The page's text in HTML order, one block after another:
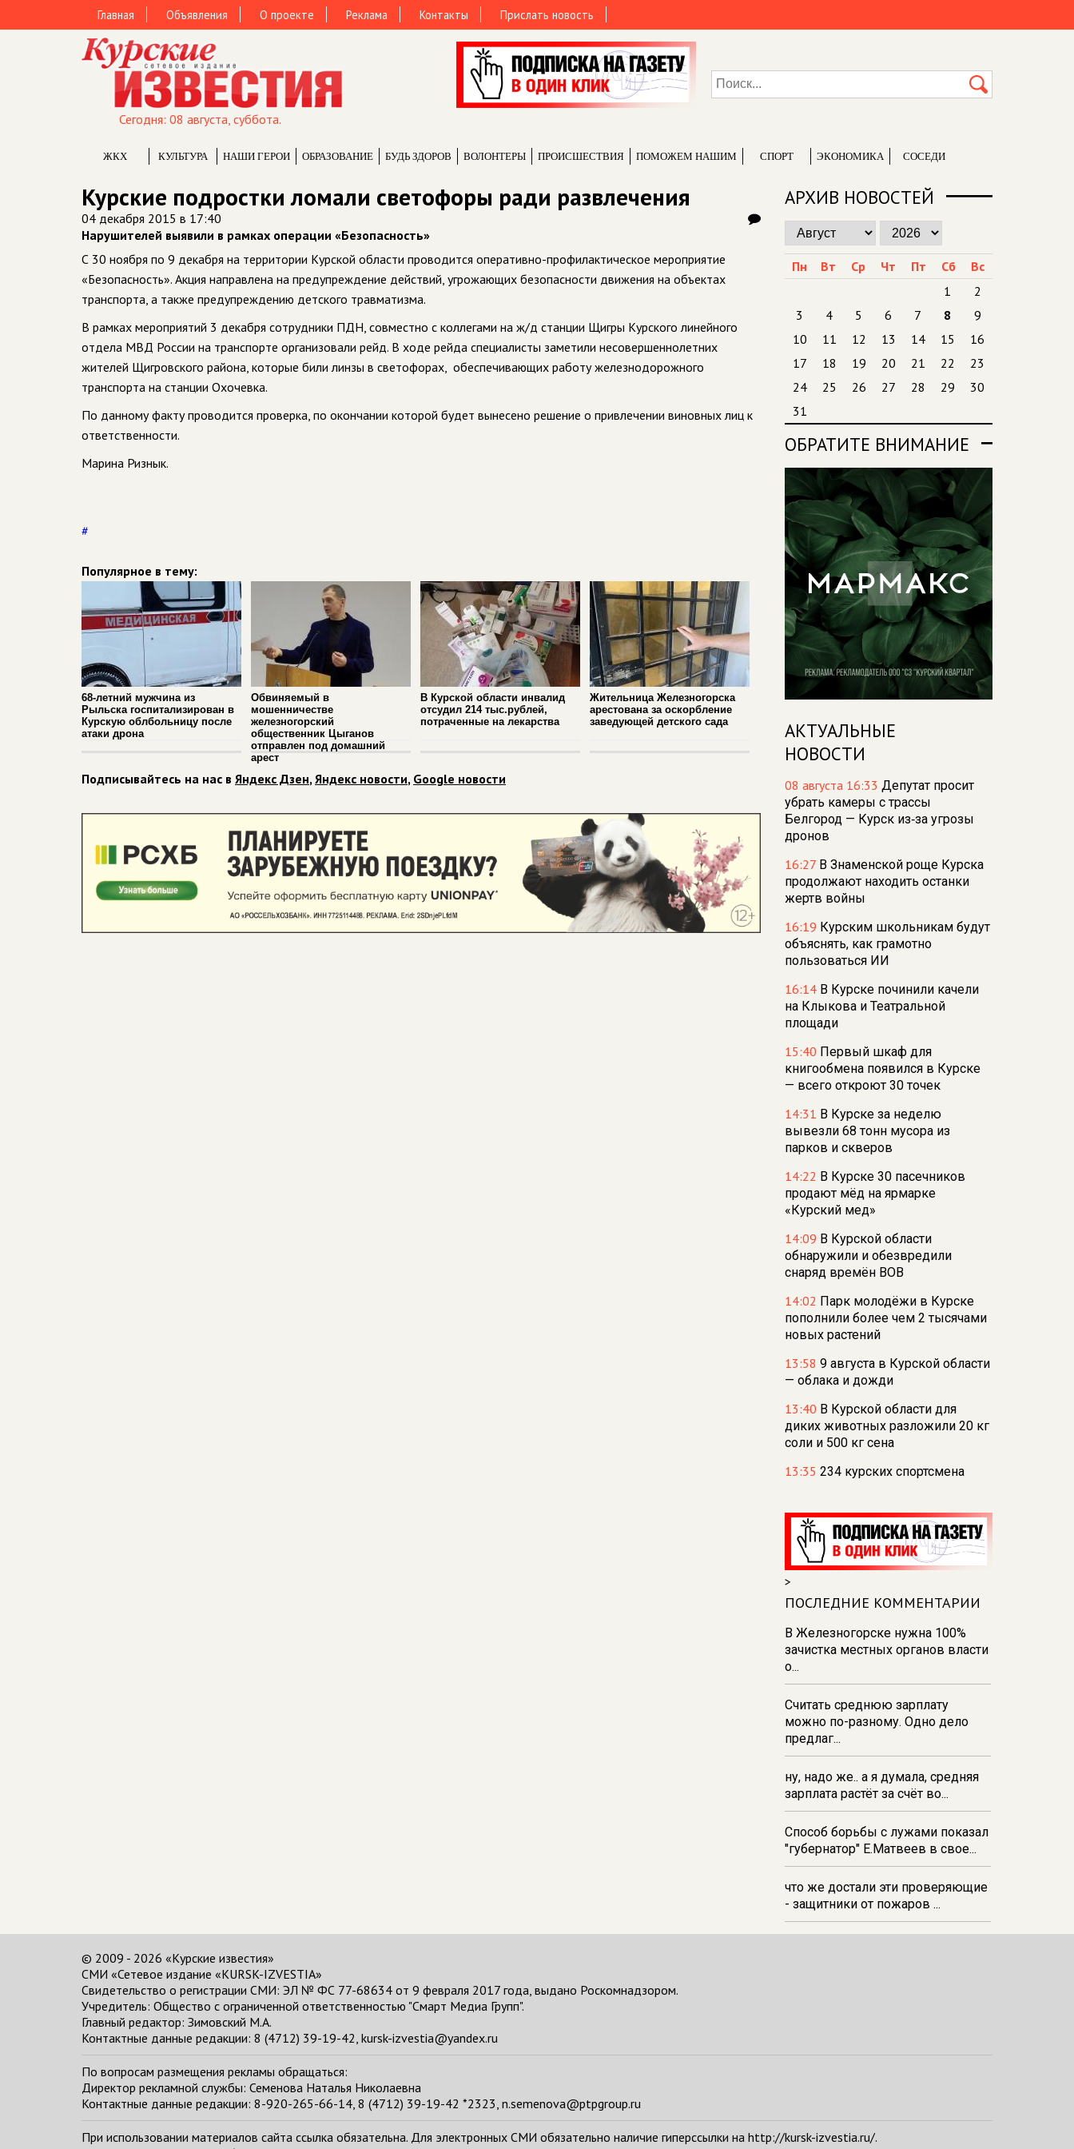
Главная Объявления О проекте Реклама Контакты Прислать новость
Сегодня: 08 августа, суббота.
ЖКХ КУЛЬТУРА НАШИ ГЕРОИ ОБРАЗОВАНИЕ БУДЬ ЗДОРОВ ВОЛОНТЕРЫ ПРОИCШЕСТВИЯ ПОМОЖЕМ НАШИМ СПОРТ ЭКОНОМИКА СОСЕДИ
Курские подростки ломали светофоры ради развлечения
04 декабря 2015 в 17:40
Нарушителей выявили в рамках операции «Безопасность»
С 30 ноября по 9 декабря на территории Курской области проводится оперативно-профилактическое мероприятие
«Безопасность». Акция направлена на предупреждение действий, угрожающих безопасности движения на объектах
транспорта, а также предупреждению детского травматизма.
В рамках мероприятий 3 декабря сотрудники ПДН, совместно с коллегами на ж/д станции Щигры Курского линейного
отдела МВД России на транспорте организовали рейд. В ходе рейда специалисты заметили несовершеннолетних
жителей Щигровского района, которые били линзы в светофорах, обеспечивающих работу железнодорожного
транспорта на станции Охочевка.
По данному факту проводится проверка, по окончании которой будет вынесено решение о привлечении виновных лиц к
ответственности.
Марина Ризнык.
#
Популярное в тему:
68-летний мужчина из
Рыльска госпитализирован в
Курскую облбольницу после
атаки дрона
Обвиняемый в
мошенничестве
железногорский
общественник Цыганов
отправлен под домашний
арест
В Курской области инвалид
отсудил 214 тыс.рублей,
потраченные на лекарства
Жительница Железногорска
арестована за оскорбление
заведующей детского сада
Подписывайтесь на нас в Яндекс Дзен,Яндекс новости, Google новости
АРХИВ НОВОСТЕЙ
Пн Вт Ср Чт Пт Сб
Вс
1
2
3
4 5 6 7 8
9
10
11 12 13 14 15
16
17
18 19 20 21 22
23
24
25 26 27 28 29
30
31
ОБРАТИТЕ ВНИМАНИЕ
АКТУАЛЬНЫЕ
НОВОСТИ
08 августа 16:33 Депутат просит
убрать камеры с трассы
Белгород — Курск из‑за угрозы
дронов
16:27 В Знаменской роще Курска
продолжают находить останки
жертв войны
16:19 Курским школьникам будут
объяснять, как грамотно
пользоваться ИИ
16:14 В Курске починили качели
на Клыкова и Театральной
площади
15:40 Первый шкаф для
книгообмена появился в Курске
— всего откроют 30 точек
14:31 В Курске за неделю
вывезли 68 тонн мусора из
парков и скверов
14:22 В Курске 30 пасечников
продают мёд на ярмарке
«Курский мед»
14:09 В Курской области
обнаружили и обезвредили
снаряд времён ВОВ
14:02 Парк молодёжи в Курске
пополнили более чем 2 тысячами
новых растений
13:58 9 августа в Курской области
— облака и дожди
13:40 В Курской области для
диких животных разложили 20 кг
соли и 500 кг сена
13:35 234 курских спортсмена
13:31В Курске и Железногорске
прошли баскетбольные
мастер‑классы Егора Вяльцева
13:26137 детей из Курской
области поехали отдыхать в
Анапу
13:19Спасатели Курска испытали
силу в перетягивании каната
>
ПОСЛЕДНИЕ КОММЕНТАРИИ
В Железногорске нужна 100%
зачистка местных органов власти
о...
Считать среднюю зарплату
можно по-разному. Одно дело
предлаг...
ну, надо же.. а я думала, средняя
зарплата растёт за счёт во...
Способ борьбы с лужами показал
"губернатор" Е.Матвеев в свое...
что же достали эти проверяющие
- защитники от пожаров ...
© 2009 - 2026 «Курские известия»
СМИ «Сетевое издание «KURSK-IZVESTIA»
Свидетельство о регистрации СМИ: ЭЛ № ФС 77-68634 от 9 февраля 2017 года, выдано Роскомнадзором.
Учредитель: Общество с ограниченной ответственностью "Смарт Медиа Групп".
Главный редактор: Зимовский М.А.
Контактные данные редакции: 8 (4712) 39-19-42, kursk-izvestia@yandex.ru
По вопросам размещения рекламы обращаться:
Директор рекламной службы: Семенова Наталья Николаевна
Контактные данные редакции: 8-920-265-66-14, 8 (4712) 39-19-42 *2323, n.semenova@ptpgroup.ru
При использовании материалов сайта ссылка обязательна. Для электронных СМИ обязательно наличие гиперссылки на http://kursk-izvestia.ru/.